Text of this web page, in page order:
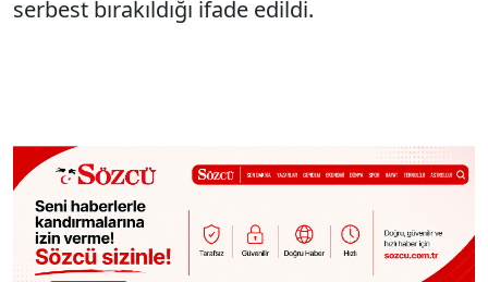
serbest bırakıldığı ifade edildi.